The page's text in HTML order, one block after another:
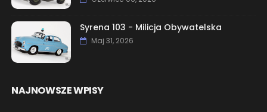
Syrena 103 - Milicja Obywatelska
Maj 31, 2026
NAJNOWSZE WPISY